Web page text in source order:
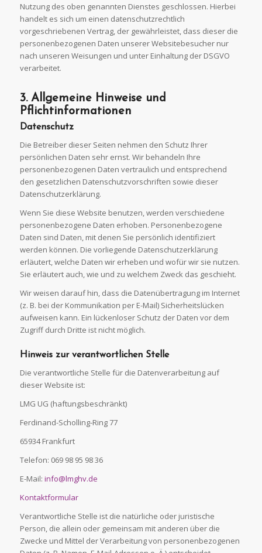
Nutzung des oben genannten Dienstes geschlossen. Hierbei
handelt es sich um einen datenschutzrechtlich
vorgeschriebenen Vertrag, der gewährleistet, dass dieser die
personenbezogenen Daten unserer Websitebesucher nur
nach unseren Weisungen und unter Einhaltung der DSGVO
verarbeitet.
3. Allgemeine Hinweise und
Pflichtinformationen
Datenschutz
Die Betreiber dieser Seiten nehmen den Schutz Ihrer
persönlichen Daten sehr ernst. Wir behandeln Ihre
personenbezogenen Daten vertraulich und entsprechend
den gesetzlichen Datenschutzvorschriften sowie dieser
Datenschutzerklärung.
Wenn Sie diese Website benutzen, werden verschiedene
personenbezogene Daten erhoben. Personenbezogene
Daten sind Daten, mit denen Sie persönlich identifiziert
werden können. Die vorliegende Datenschutzerklärung
erläutert, welche Daten wir erheben und wofür wir sie nutzen.
Sie erläutert auch, wie und zu welchem Zweck das geschieht.
Wir weisen darauf hin, dass die Datenübertragung im Internet
(z. B. bei der Kommunikation per E-Mail) Sicherheitslücken
aufweisen kann. Ein lückenloser Schutz der Daten vor dem
Zugriff durch Dritte ist nicht möglich.
Hinweis zur verantwortlichen Stelle
Die verantwortliche Stelle für die Datenverarbeitung auf
dieser Website ist:
LMG UG (haftungsbeschränkt)
Ferdinand-Scholling-Ring 77
65934 Frankfurt
Telefon: 069 98 95 98 36
E-Mail: info@lmghv.de
Kontaktformular
Verantwortliche Stelle ist die natürliche oder juristische
Person, die allein oder gemeinsam mit anderen über die
Zwecke und Mittel der Verarbeitung von personenbezogenen